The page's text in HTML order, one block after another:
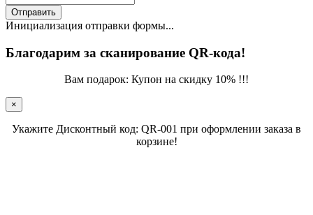
Отправить
Инициализация отправки формы...
Благодарим за сканирование QR-кода!
Вам подарок: Купон на скидку 10% !!!
×
Укажите Дисконтный код: QR-001 при оформлении заказа в
корзине!